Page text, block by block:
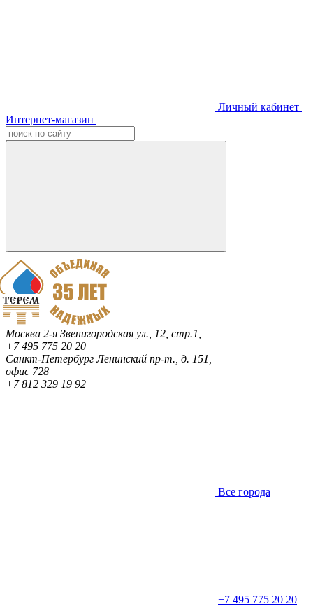
Личный кабинет
Интернет-магазин
Москва 2-я Звенигородская ул., 12, стр.1,
+7 495 775 20 20
Санкт-ПетербургЛенинский пр-т., д. 151,
офис 728
+7 812 329 19 92
Все города
+7 495 775 20 20